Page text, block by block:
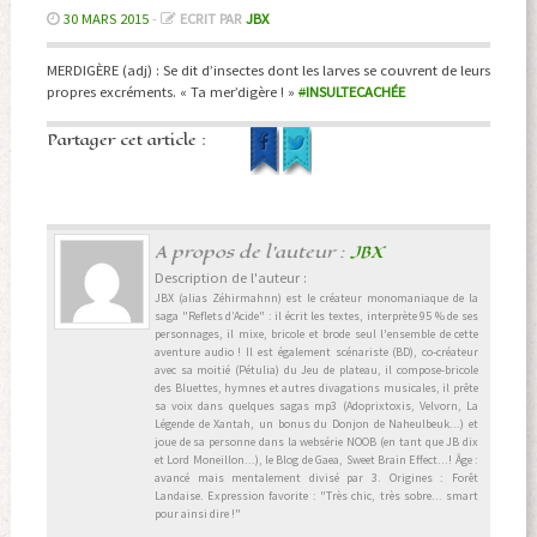
30 MARS 2015- ECRIT PAR JBX
MERDIGÈRE (adj) : Se dit d’insectes dont les larves se couvrent de leurs
propres excréments. « Ta mer’digère ! » #INSULTECACHÉE
Partager cet article :
A propos de l'auteur :JBX
Description de l'auteur :
JBX (alias Zéhirmahnn) est le créateur monomaniaque de la
saga "Reflets d’Acide" : il écrit les textes, interprète 95 % de ses
personnages, il mixe, bricole et brode seul l'ensemble de cette
aventure audio ! Il est également scénariste (BD), co-créateur
avec sa moitié (Pétulia) du Jeu de plateau, il compose-bricole
des Bluettes, hymnes et autres divagations musicales, il prête
sa voix dans quelques sagas mp3 (Adoprixtoxis, Velvorn, La
Légende de Xantah, un bonus du Donjon de Naheulbeuk...) et
joue de sa personne dans la websérie NOOB (en tant que JB dix
et Lord Moneillon...), le Blog de Gaea, Sweet Brain Effect...! Âge :
avancé mais mentalement divisé par 3. Origines : Forêt
Landaise. Expression favorite : "Très chic, très sobre... smart
pour ainsi dire !"